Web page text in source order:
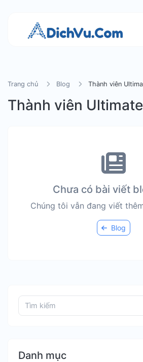
Trang chủ Blog Thành viên
Thành viên Ultimate
Chưa có bài viết
Chúng tôi vẫn đang viết
Blog
Danh mục